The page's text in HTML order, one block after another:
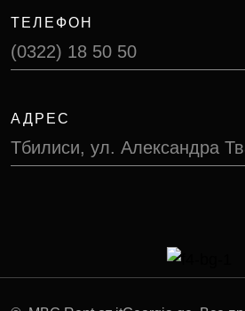
ТЕЛЕФОН
(0322) 18 50 50
АДРЕС
Тбилиси, ул. Александра